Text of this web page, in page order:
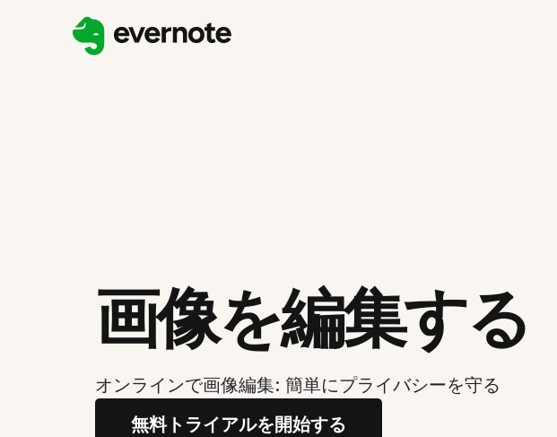
画像を編集する
オンラインで画像編集: 簡単にプライバシーを守る
無料トライアルを開始する